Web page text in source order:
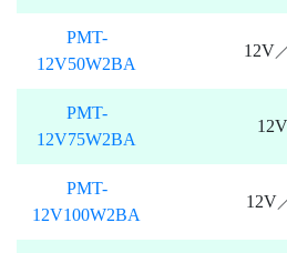
PMT-
12V50W2BA
12V
PMT-
12V75W2BA
PMT-
12V100W2BA
12V